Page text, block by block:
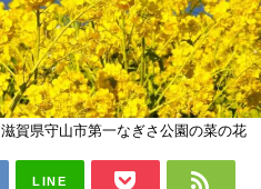
滋賀県守山市第一なぎさ公園の菜の花
LINE